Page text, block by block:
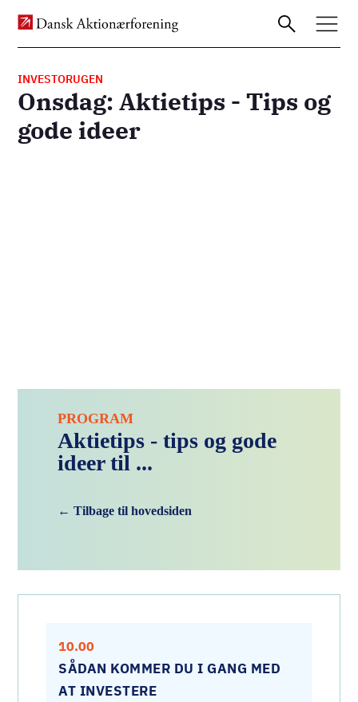
Gå
til
INVESTORUGEN
Onsdag: Aktietips - Tips og
gode ideer
PROGRAM
Aktietips - tips og gode
ideer til ...
← Tilbage til hovedsiden
10.00
SÅDAN KOMMER DU I GANG MED
AT INVESTERE